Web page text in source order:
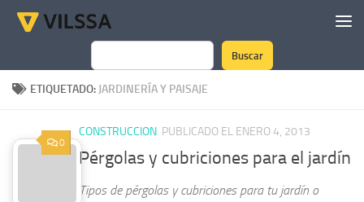
Saltar al contenido
Buscar
Buscar
ETIQUETADO: JARDINERÍA Y PAISAJE
0
CONSTRUCCION PUBLICADO EL ENERO 4, 2013
Pérgolas y cubriciones para el jardín
Tipos de pérgolas y cubriciones para tu jardín o